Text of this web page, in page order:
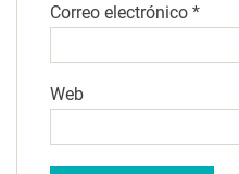
Correo electrónico *
Web